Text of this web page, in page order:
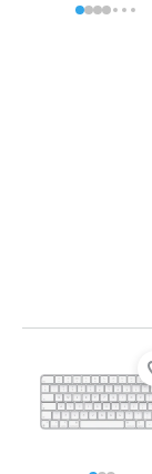
Beoordeling is 10